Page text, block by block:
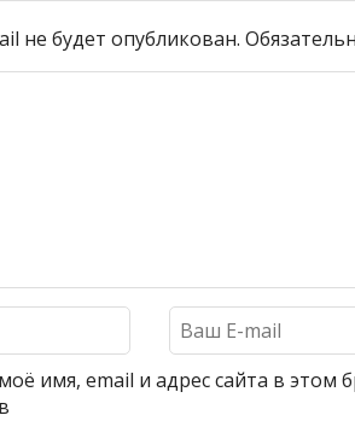
не будет опубликован.
имя, email и адрес сайта в этом